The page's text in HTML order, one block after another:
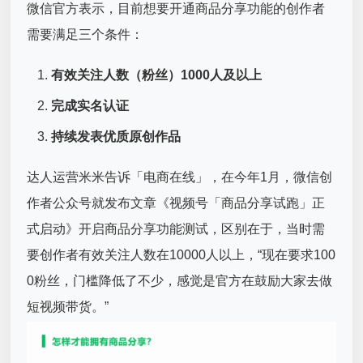
微信官方表示，目前想要开通商品分享功能的创作者
需要满足三个条件：
有效关注人数（粉丝）1000人及以上
完成实名认证
持续发表优质原创作品
达人运营米米告诉「电商在线」，在今年1月，微信创
作者公众号就发布文章《视频号「商品分享试跑」正
式启动》开启商品分享功能测试，区别在于，当时需
要创作者有效关注人数在10000人以上，“现在要求100
0粉丝，门槛降低了不少，感觉是官方在鼓励大家去做
短视频带货。”